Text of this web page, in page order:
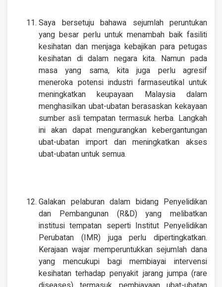
Saya bersetuju bahawa sejumlah peruntukan
yang besar perlu untuk menambah baik fasiliti
kesihatan dan menjaga kebajikan para petugas
kesihatan di dalam negara kita. Namun pada
masa yang sama, kita juga perlu agresif
meneroka potensi industri farmaseutikal untuk
meningkatkan keupayaan Malaysia dalam
menghasilkan ubat-ubatan berasaskan kekayaan
sumber asli tempatan termasuk herba. Langkah
ini akan dapat mengurangkan kebergantungan
ubat-ubatan import dan meningkatkan akses
ubat-ubatan untuk semua.
Galakan pelaburan dalam bidang Penyelidikan
dan Pembangunan (R&D) yang melibatkan
institusi tempatan seperti Institut Penyelidikan
Perubatan (IMR) juga perlu dipertingkatkan.
Kerajaan wajar memperuntukkan sejumlah dana
yang mencukupi bagi membiayai intervensi
kesihatan terhadap penyakit jarang jumpa (rare